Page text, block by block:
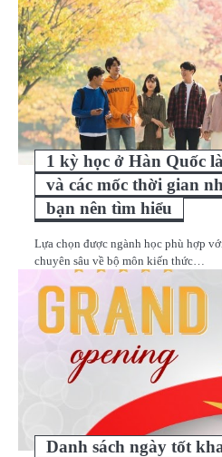
1 kỳ học ở Hàn Quốc
và các mốc thời gian
bạn nên tìm hiểu
Lựa chọn được ngành học phù hợp
chuyên sâu về bộ môn kiến thức…
Danh sách ngày tốt